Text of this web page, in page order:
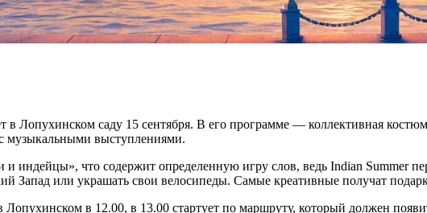
в Лопухинском саду 15 сентября. В его программе — коллективная
музыкальными выступлениями.
и индейцы», что содержит определенную игру слов, ведь Indian Summer
Запад или украшать свои велосипеды. Самые креативные получат
в 12.00, в 13.00 стартует по маршруту, который должен